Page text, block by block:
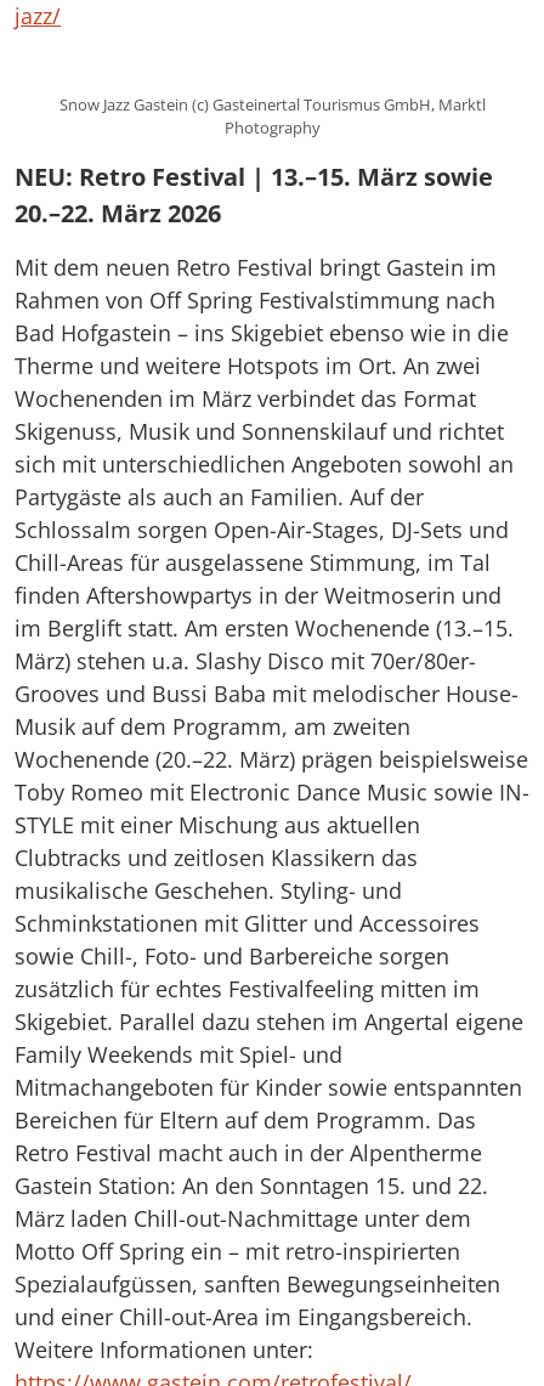
jazz/
Snow Jazz Gastein (c) Gasteinertal Tourismus GmbH, Marktl
Photography
NEU: Retro Festival | 13.–15. März sowie
20.–22. März 2026
Mit dem neuen Retro Festival bringt Gastein im
Rahmen von Off Spring Festivalstimmung nach
Bad Hofgastein – ins Skigebiet ebenso wie in die
Therme und weitere Hotspots im Ort. An zwei
Wochenenden im März verbindet das Format
Skigenuss, Musik und Sonnenskilauf und richtet
sich mit unterschiedlichen Angeboten sowohl an
Partygäste als auch an Familien. Auf der
Schlossalm sorgen Open-Air-Stages, DJ-Sets und
Chill-Areas für ausgelassene Stimmung, im Tal
finden Aftershowpartys in der Weitmoserin und
im Berglift statt. Am ersten Wochenende (13.–15.
März) stehen u.a. Slashy Disco mit 70er/80er-
Grooves und Bussi Baba mit melodischer House-
Musik auf dem Programm, am zweiten
Wochenende (20.–22. März) prägen beispielsweise
Toby Romeo mit Electronic Dance Music sowie IN-
STYLE mit einer Mischung aus aktuellen
Clubtracks und zeitlosen Klassikern das
musikalische Geschehen. Styling- und
Schminkstationen mit Glitter und Accessoires
sowie Chill-, Foto- und Barbereiche sorgen
zusätzlich für echtes Festivalfeeling mitten im
Skigebiet. Parallel dazu stehen im Angertal eigene
Family Weekends mit Spiel- und
Mitmachangeboten für Kinder sowie entspannten
Bereichen für Eltern auf dem Programm. Das
Retro Festival macht auch in der Alpentherme
Gastein Station: An den Sonntagen 15. und 22.
März laden Chill-out-Nachmittage unter dem
Motto Off Spring ein – mit retro-inspirierten
Spezialaufgüssen, sanften Bewegungseinheiten
und einer Chill-out-Area im Eingangsbereich.
Weitere Informationen unter: